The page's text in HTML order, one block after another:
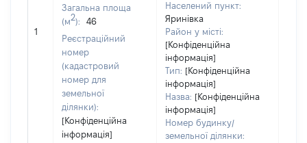
1
Загальна площа
(м2):
46
Реєстраційний
номер
(кадастровий
номер для
земельної
ділянки):
[Конфіденційна
інформація]
Населений пункт:
Яринівка
Район у місті:
[Конфіденційна
інформація]
Тип: [Конфіденційна
інформація]
Назва: [Конфіденційна
інформація]
Номер будинку/
земельної ділянки: